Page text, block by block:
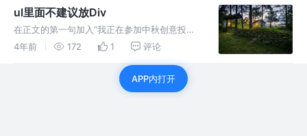
现单元格跨列操作，使用td元素的rowspan属
ul里面不建议放Div
在正文的第一句加入“我正在参加中秋创意投稿
大赛，详情请看：中秋创意投稿大赛 看下错误
文档模式下，就把div添进了离它最近的li里面。
4年前 172 1 评论
APP内打开